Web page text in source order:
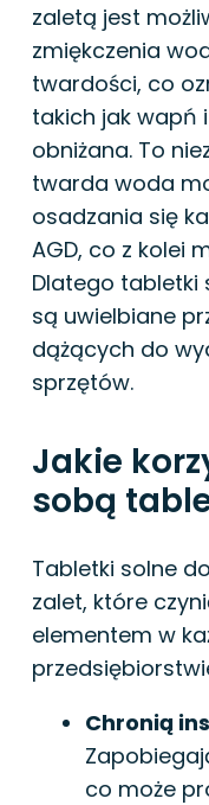
zaletą jest
zmiękczenia
twardości, co
takich jak wapń
obniżana. To
twarda woda
osadzania się
AGD, co z kolei
Dlatego tabletki
są uwielbiane
dążących do
sprzętów.
Jakie
sobą
Tabletki solne
zalet, które
elementem w
Chronią
co może